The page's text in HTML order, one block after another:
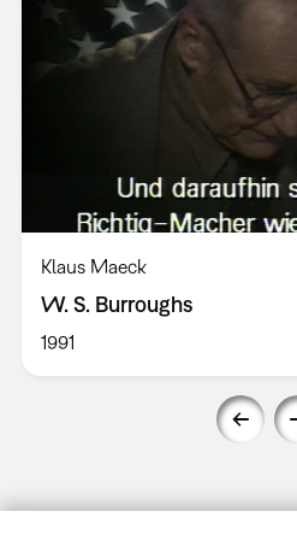
Klaus Maeck
W. S. Burroughs
1991